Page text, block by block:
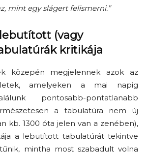
mint egy slágert felismerni.”
(vagy
kritikája
közepén megjelennek azok az
amelyeken a mai napig
pontosabb-pontatlanabb
a tabulatúra nem új
kb. 1300 óta jelen van a zenében),
a lebutított tabulatúrát tekintve
mintha most szabadult volna